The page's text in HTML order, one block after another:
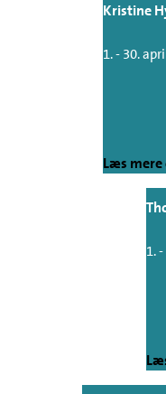
Kristine
1. - 30.
Læs
1.